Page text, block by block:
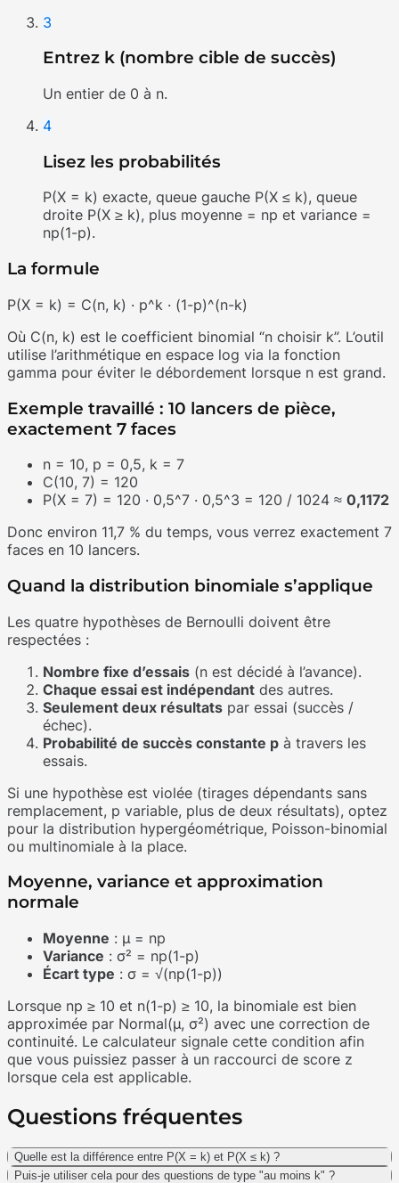
3
Entrez k (nombre cible de succès)
Un entier de 0 à n.
4
Lisez les probabilités
P(X = k) exacte, queue gauche P(X ≤ k), queue
droite P(X ≥ k), plus moyenne = np et variance =
np(1-p).
La formule
P(X = k) = C(n, k) · p^k · (1-p)^(n-k)
Où C(n, k) est le coefficient binomial “n choisir k”. L’outil
utilise l’arithmétique en espace log via la fonction
gamma pour éviter le débordement lorsque n est grand.
Exemple travaillé : 10 lancers de pièce,
exactement 7 faces
n = 10, p = 0,5, k = 7
C(10, 7) = 120
P(X = 7) = 120 · 0,5^7 · 0,5^3 = 120 / 1024 ≈ 0,1172
Donc environ 11,7 % du temps, vous verrez exactement 7
faces en 10 lancers.
Quand la distribution binomiale s’applique
Les quatre hypothèses de Bernoulli doivent être
respectées :
Nombre fixe d’essais (n est décidé à l’avance).
Chaque essai est indépendant des autres.
Seulement deux résultats par essai (succès /
échec).
Probabilité de succès constante p à travers les
essais.
Si une hypothèse est violée (tirages dépendants sans
remplacement, p variable, plus de deux résultats), optez
pour la distribution hypergéométrique, Poisson-binomial
ou multinomiale à la place.
Moyenne, variance et approximation
normale
Moyenne : μ = np
Variance : σ² = np(1-p)
Écart type : σ = √(np(1-p))
Lorsque np ≥ 10 et n(1-p) ≥ 10, la binomiale est bien
approximée par Normal(μ, σ²) avec une correction de
continuité. Le calculateur signale cette condition afin
que vous puissiez passer à un raccourci de score z
lorsque cela est applicable.
Questions fréquentes
Quelle est la différence entre P(X = k) et P(X ≤ k) ?
Puis-je utiliser cela pour des questions de type "au moins k" ?